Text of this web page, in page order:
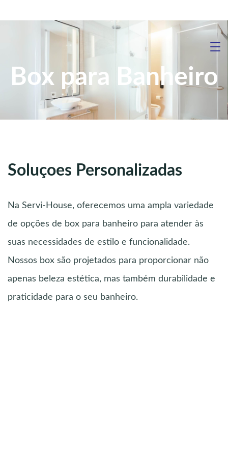
Box para Banheiro
Soluçoes Personalizadas
Na Servi-House, oferecemos uma ampla variedade
de opções de box para banheiro para atender às
suas necessidades de estilo e funcionalidade.
Nossos box são projetados para proporcionar não
apenas beleza estética, mas também durabilidade e
praticidade para o seu banheiro.